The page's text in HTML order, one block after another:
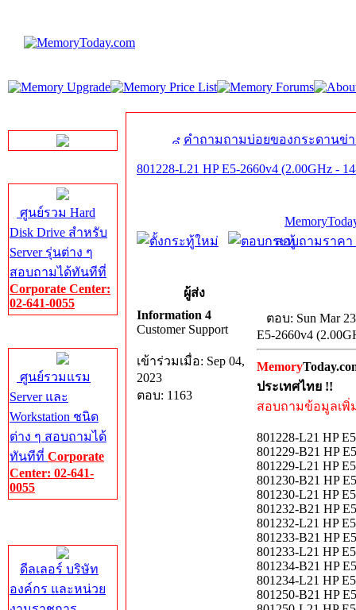
ศูนย์รวม Hard
Disk Drive สำหรับ
Server รุ่นต่าง ๆ
สอบถามได้ทันทีที่
Corporate Center:
02-641-0055
ศูนย์รวมแรม
Server และ
Workstation ชนิด
ต่าง ๆ สอบถามได้
ทันทีที่ Corporate
Center: 02-641-
0055
ดีลเลอร์ บริษัท
องค์กร และหน่วย
คำถามถามบ่อยของกระดานข่
801228-L21 HP E5-2660v4 (2.00GHz -
สอบถามราคา
ผู้ส่ง
Information 4
Customer Support
เข้าร่วมเมื่อ: Sep 04,
2023
ตอบ: 1163
ตอบ: Sun Mar
E5-2660v4
Memory
ประเทศไทย !!
สอบถามข้อมูลเพิ่
801228-L21 HP
801229-B21 HP
801229-L21 HP
801230-B21 HP
801230-L21 HP
801232-B21 HP
801232-L21 HP
801233-B21 HP
801233-L21 HP
801234-B21 HP
801234-L21 HP
801250-B21 HP